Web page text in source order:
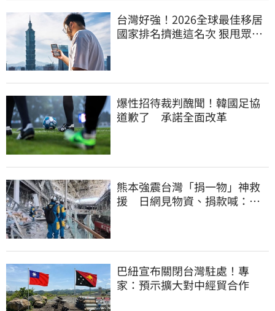
台灣好強！2026全球最佳移居
國家排名擠進這名次 狠甩眾多
爆性招待裁判醜聞！韓國足協
道歉了 承諾全面改革
熊本強震台灣「捐一物」神救
援 日網見物資、捐款喊：給
巴紐宣布關閉台灣駐處！專
家：預示擴大對中經貿合作